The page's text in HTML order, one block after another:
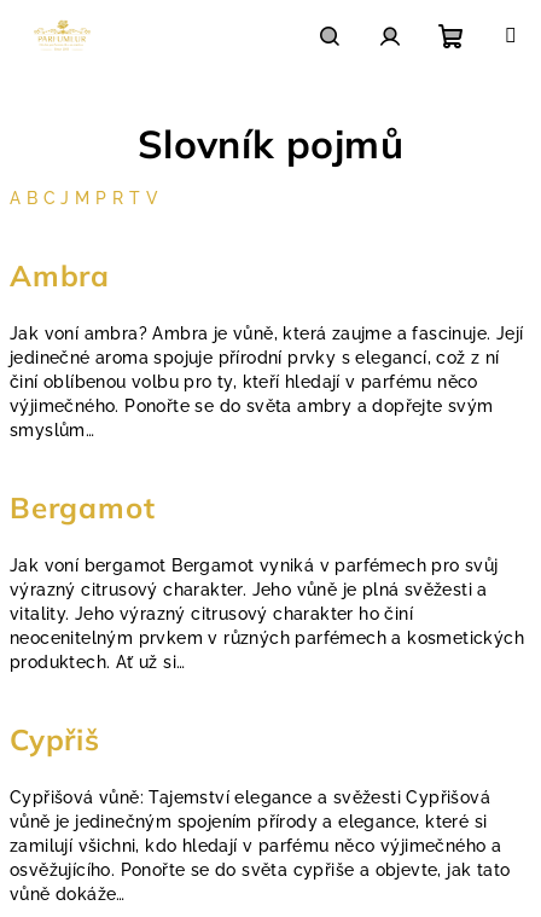
Slovník pojmů
A B C J M P R T V
ý
p
i
s
s
o
v
n
í
k
o
ý
c
h
p
o
j
Ambra
Jak voní ambra? Ambra je vůně, která zaujme a fascinuje. Její
jedinečné aroma spojuje přírodní prvky s elegancí, což z ní
činí oblíbenou volbu pro ty, kteří hledají v parfému něco
výjimečného. Ponořte se do světa ambry a dopřejte svým
smyslům…
Bergamot
Jak voní bergamot Bergamot vyniká v parfémech pro svůj
výrazný citrusový charakter. Jeho vůně je plná svěžesti a
vitality. Jeho výrazný citrusový charakter ho činí
neocenitelným prvkem v různých parfémech a kosmetických
produktech. Ať už si…
Cypřiš
Cypřišová vůně: Tajemství elegance a svěžesti Cypřišová
vůně je jedinečným spojením přírody a elegance, které si
zamilují všichni, kdo hledají v parfému něco výjimečného a
osvěžujícího. Ponořte se do světa cypřiše a objevte, jak tato
vůně dokáže…